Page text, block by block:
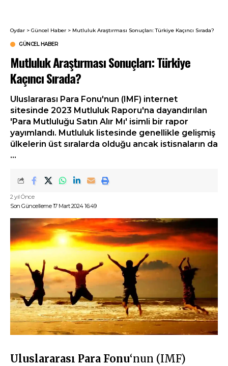
Oydar > Güncel Haber > Mutluluk Araştırması Sonuçları: Türkiye Kaçıncı Sırada?
GÜNCEL HABER
Mutluluk Araştırması Sonuçları: Türkiye
Kaçıncı Sırada?
Uluslararası Para Fonu'nun (IMF) internet
sitesinde 2023 Mutluluk Raporu'na dayandırılan
'Para Mutluluğu Satın Alır Mı' isimli bir rapor
yayımlandı. Mutluluk listesinde genellikle gelişmiş
ülkelerin üst sıralarda olduğu ancak istisnaların da
...
Son Güncelleme 17 Mart 2024 16:49
2 yıl Önce
Uluslararası Para Fonu‘nun (IMF)